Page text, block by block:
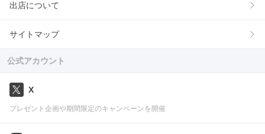
出店について
サイトマップ
公式アカウント
X
プレゼント企画や期間限定のキャンペーンを開催